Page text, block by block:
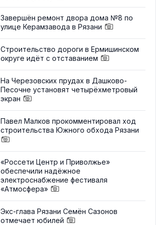
Завершён ремонт двора дома №8 по
улице Керамзавода в Рязани
Строительство дороги в Ермишинском
округе идёт с отставанием
На Черезовских прудах в Дашково-
Песочне установят четырёхметровый
экран
Павел Малков прокомментировал ход
строительства Южного обхода Рязани
«Россети Центр и Приволжье»
обеспечили надёжное
электроснабжение фестиваля
«Атмосфера»
Экс-глава Рязани Семён Сазонов
отмечает юбилей